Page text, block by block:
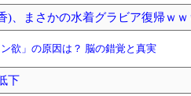
)、まさかの水着グラビア復帰ｗｗ
欲」の原因は？ 脳の錯覚と真実
下